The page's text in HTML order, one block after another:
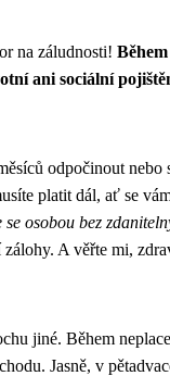
na záludnosti!
ani sociální
odpočinout nebo
platit dál, ať se
osobou bez
A věřte mi,
jiné. Během
Jasně, v